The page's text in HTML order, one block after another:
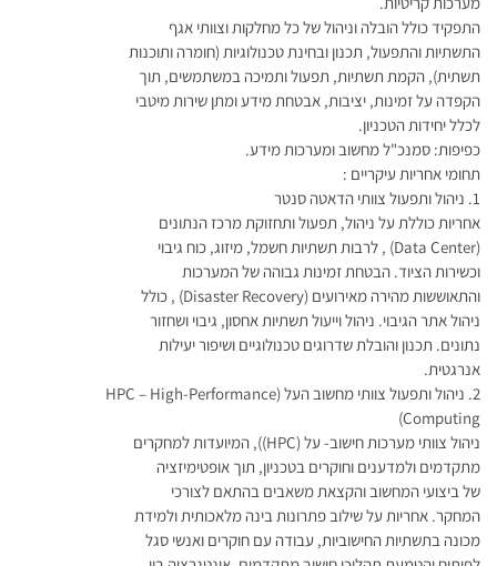
התפקיד כולל הובלה וניהול של כל מחלקות וצוותי אגף
התשתיות והתפעול, תכנון ובחינת טכנולוגיות (חומרה ותוכנות
תשתית), הקמת תשתיות, תפעול ותמיכה במשתמשים, תוך
הקפדה על זמינות, יציבות, אבטחת מידע ומתן שירות מיטבי
לכלל יחידות הטכניון.
כפיפות: סמנכ"ל מחשוב ומערכות מידע.
תחומי אחריות עיקריים :
1. ניהול ותפעול צוותי הדאטה סנטר
אחריות כוללת על ניהול, תפעול ותחזוקת מרכז הנתונים
(Data Center) , לרבות תשתיות חשמל, מיזוג, כוח גיבוי
וכשירות הציוד. הבטחת זמינות גבוהה של המערכות
והתאוששות מהירה מאירועים (Disaster Recovery) , כולל
ניהול אתר הגיבוי. ניהול וייעול תשתיות אחסון, גיבוי ושחזור
נתונים. תכנון והובלת שדרוגים טכנולוגיים ושיפור יעילות
אנרגטית.
2. ניהול ותפעול צוותי מחשוב העל (HPC – High-Performance
Computing)
ניהול צוותי מערכות חישוב- על (HPC)), המיועדות למחקרים
מתקדמים ולמדענים וחוקרים בטכניון, תוך אופטימיזציה
של ביצועי המחשוב והקצאת משאבים בהתאם לצורכי
המחקר. אחריות על שילוב פתרונות בינה מלאכותית ולמידת
מכונה בתשתיות החישוביות, עבודה עם חוקרים ואנשי סגל